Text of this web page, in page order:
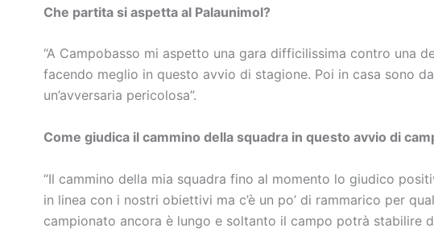
Che partita si aspetta al Palaunimol?
“A Campobasso mi aspetto una gara difficilissima contro una
facendo meglio in questo avvio di stagione. Poi in casa sono
un’avversaria pericolosa”.
Come giudica il cammino della squadra in questo avvio di
“Il cammino della mia squadra fino al momento lo giudico
in linea con i nostri obiettivi ma c’è un po’ di rammarico per
campionato ancora è lungo e soltanto il campo potrà stabilire